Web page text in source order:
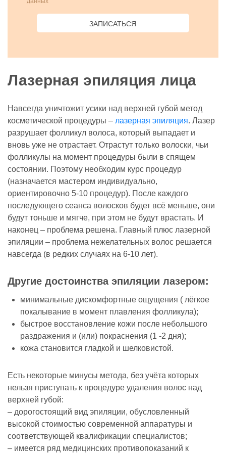
ЗАПИСАТЬСЯ
Лазерная эпиляция лица
Навсегда уничтожит усики над верхней губой метод
косметической процедуры – лазерная эпиляция. Лазер
разрушает фолликул волоса, который выпадает и
вновь уже не отрастает. Отрастут только волоски, чьи
фолликулы на момент процедуры были в спящем
состоянии. Поэтому необходим курс процедур
(назначается мастером индивидуально,
ориентировочно 5-10 процедур). После каждого
последующего сеанса волосков будет всё меньше, они
будут тоньше и мягче, при этом не будут врастать. И
наконец – проблема решена. Главный плюс лазерной
эпиляции – проблема нежелательных волос решается
навсегда (в редких случаях на 6-10 лет).
Другие достоинства эпиляции лазером:
минимальные дискомфортные ощущения ( лёгкое
покалывание в момент плавления фолликула);
быстрое восстановление кожи после небольшого
раздражения и (или) покраснения (1 -2 дня);
кожа становится гладкой и шелковистой.
Есть некоторые минусы метода, без учёта которых
нельзя приступать к процедуре удаления волос над
верхней губой:
– дорогостоящий вид эпиляции, обусловленный
высокой стоимостью современной аппаратуры и
соответствующей квалификации специалистов;
– имеется ряд медицинских противопоказаний к